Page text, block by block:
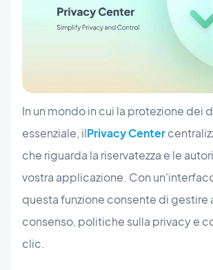
In un mondo in cui la protezione dei
essenziale, ilPrivacy Center
che riguarda la riservatezza e le
vostra applicazione. Con
questa funzione consente di gestire
consenso, politiche sulla privacy e
clic.